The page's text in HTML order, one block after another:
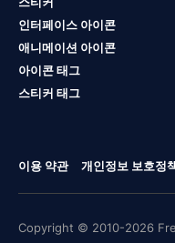
인터페이스 아이콘
애니메이션 아이콘
아이콘 태그
스티커 태그
이용 약관 개인정보 보호정
Copyright © 2010-2026